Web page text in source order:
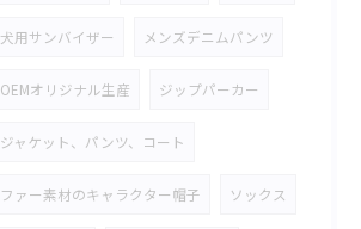
犬用サンバイザー メンズデニムパンツ
OEMオリジナル生産 ジップパーカー
ジャケット、パンツ、コート
ファー素材のキャラクター帽子 ソックス